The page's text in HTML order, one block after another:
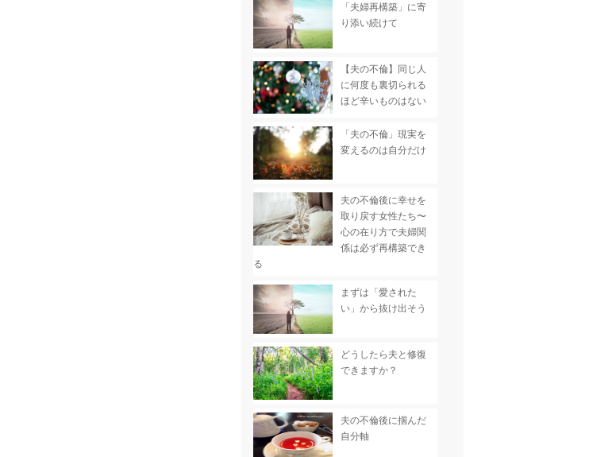
「夫婦再構築」に寄
り添い続けて
【夫の不倫】同じ人
に何度も裏切られる
ほど辛いものはない
「夫の不倫」現実を
変えるのは自分だけ
夫の不倫後に幸せを
取り戻す女性たち〜
心の在り方で夫婦関
係は必ず再構築でき
る
まずは「愛された
い」から抜け出そう
どうしたら夫と修復
できますか？
夫の不倫後に掴んだ
自分軸